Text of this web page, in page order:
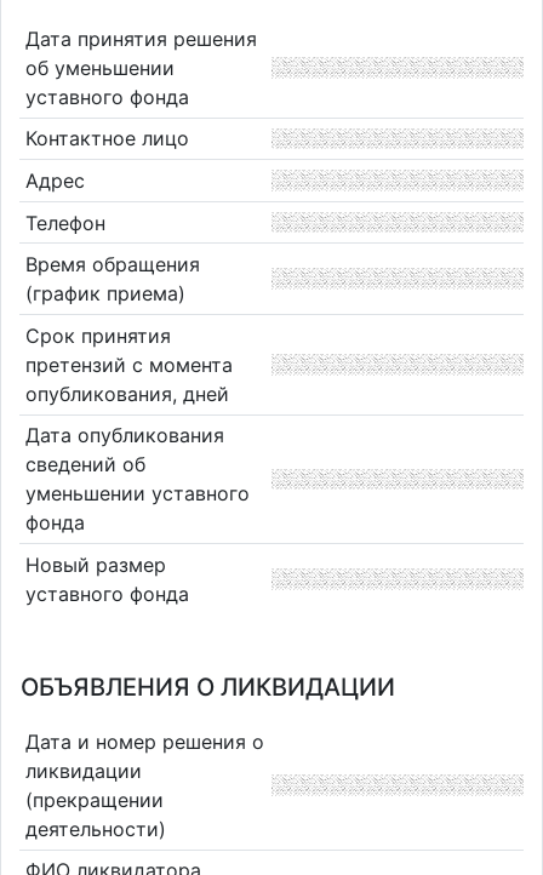
Дата принятия решения
об уменьшении
уставного фонда
Контактное лицо
Адрес
Телефон
Время обращения
(график приема)
Срок принятия
претензий с момента
опубликования, дней
Дата опубликования
сведений об
уменьшении уставного
фонда
Новый размер
уставного фонда
ОБЪЯВЛЕНИЯ О ЛИКВИДАЦИИ
Дата и номер решения о
ликвидации
(прекращении
деятельности)